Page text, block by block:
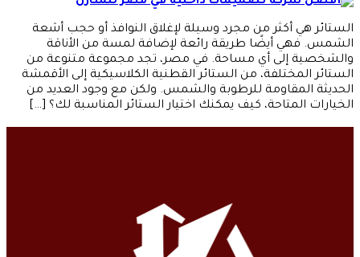
الستائر هي أكثر من مجرد وسيلة لإغلاق النوافذ أو حجب أشعة
الشمس. فهي أيضًا طريقة رائعة لإضافة لمسة من الأناقة
والشخصية إلى أي مساحة. في مصر، تجد مجموعة متنوعة من
الستائر المختلفة، من الستائر القطنية الكلاسيكية إلى الأقمشة
الحديثة المقاومة للرطوبة والشمس. ولكن مع وجود العديد من
الخيارات المتاحة، كيف يمكنك اختيار الستائر المناسبة لك؟ […]